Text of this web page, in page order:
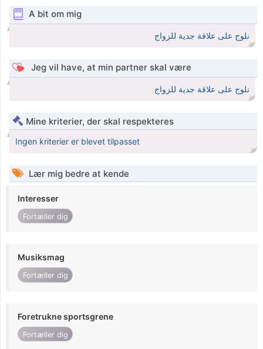
A bit om mig
نلوج على علاقة جدية للزواج
Jeg vil have, at min partner skal være
نلوج على علاقة جدية للزواج
Mine kriterier, der skal respekteres
Ingen kriterier er blevet tilpasset
Lær mig bedre at kende
Interesser
Fortæller dig
Musiksmag
Fortæller dig
Foretrukne sportsgrene
Fortæller dig